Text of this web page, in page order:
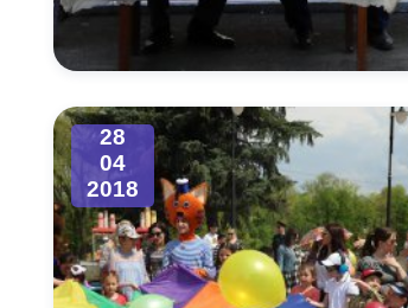
Муниципальный контроль
28
04
2018